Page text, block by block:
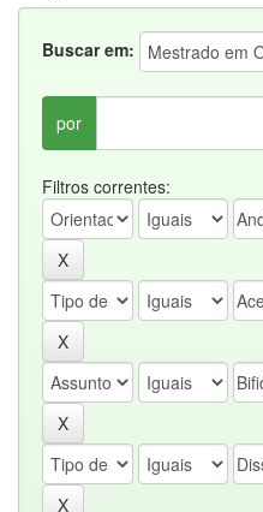
Buscar em:
por
Filtros correntes: